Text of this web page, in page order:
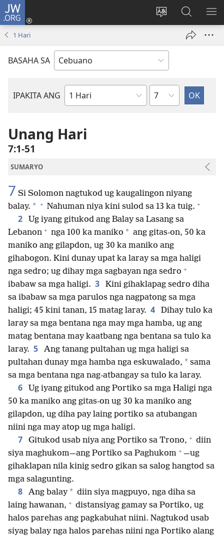
JW.ORG
Ilisi
pinulongan
sa
site
Log
ug
window)
Pangitaa
sa
JW.ORG
1 Hari
BASAHA SA
IPAKITA ANG
Basahon
Bibliya
Kapitulo
Unang Hari
7:1-51
SUMARYO
7 Si Solomon nagtukod ug kaugalingon niyang
balay. * + Nahuman niya kini sulod sa 13 ka tuig. +
2
Ug iyang gitukod ang Balay sa Lasang sa
Lebanon + nga 100 ka maniko * ang gitas-on, 50 ka
maniko ang gilapdon, ug 30 ka maniko ang
gihabogon. Kini dunay upat ka laray sa mga haligi
nga sedro; ug dihay mga sagbayan nga sedro +
ibabaw sa mga haligi. 3
Kini gihaklapag sedro diha
sa ibabaw sa mga parulos nga nagpatong sa mga
haligi; 45 kini tanan, 15 matag laray. 4
Dihay tulo ka
laray sa mga bentana nga may mga hamba, ug ang
matag bentana may kaatbang nga bentana sa tulo ka
laray. 5
Ang tanang pultahan ug mga haligi sa
pultahan dunay mga hamba nga eskuwalado, * sama
sa mga bentana nga nag-atbangay sa tulo ka laray.
6
Ug iyang gitukod ang Portiko sa mga Haligi nga
50 ka maniko ang gitas-on ug 30 ka maniko ang
gilapdon, ug diha pay laing portiko sa atubangan
niini nga may atop ug mga haligi.
7 Gitukod usab niya ang Portiko sa Trono, + diin
siya maghukom​—⁠ang Portiko sa Paghukom + ⁠—​ug
gihaklapan nila kinig sedro gikan sa salog hangtod sa
mga salagunting.
8 Ang balay * diin siya magpuyo, nga diha sa
laing hawanan, + distansiyag gamay sa Portiko, ug
halos parehas ang pagkabuhat niini. Nagtukod usab
siyag balay nga halos parehas niini nga Portiko alang